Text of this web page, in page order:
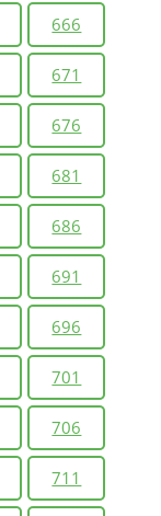
666
671
676
681
686
691
696
701
706
711